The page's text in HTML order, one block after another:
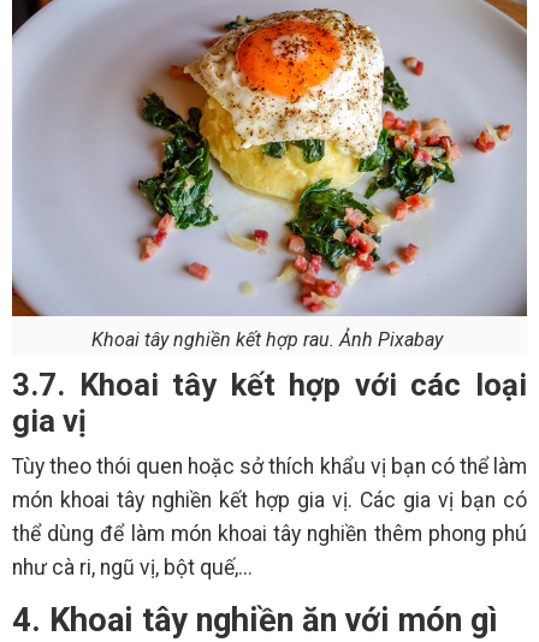
Khoai tây nghiền kết hợp rau. Ảnh Pixabay
3.7. Khoai tây kết hợp với các loại
gia vị
Tùy theo thói quen hoặc sở thích khẩu vị bạn có thể làm
món khoai tây nghiền kết hợp gia vị. Các gia vị bạn có
thể dùng để làm món khoai tây nghiền thêm phong phú
như cà ri, ngũ vị, bột quế,...
4. Khoai tây nghiền ăn với món gì